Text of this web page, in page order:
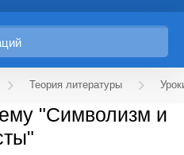
Теория литературы
"Символизм и